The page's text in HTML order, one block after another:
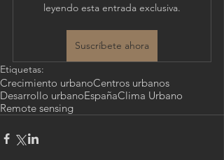
leyendo esta entrada exclusiva.
Suscríbete ahora
Etiquetas:
Crecimiento urbanoCentros urbanos
Desarrollo urbanoEspañaClima Urbano
Remote sensing